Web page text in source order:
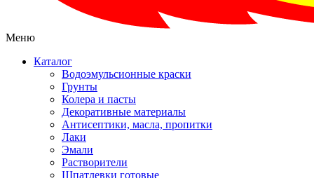
Меню
Каталог
Водоэмульсионные краски
Грунты
Колера и пасты
Декоративные материалы
Антисептики, масла, пропитки
Лаки
Эмали
Растворители
Шпатлевки готовые